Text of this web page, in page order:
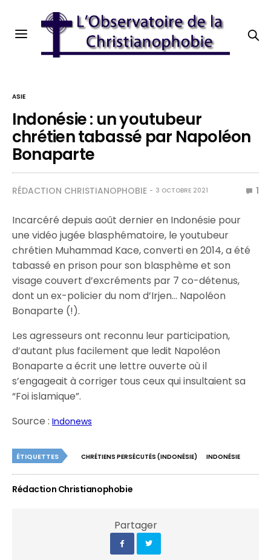
ASIE
Indonésie : un youtubeur
chrétien tabassé par Napoléon
Bonaparte
RÉDACTION CHRISTIANOPHOBIE 3 OCTOBRE 2021 1
Incarcéré depuis août dernier en Indonésie pour
une vidéo jugée blasphématoire, le youtubeur
chrétien Muhammad Kace, converti en 2014, a été
tabassé en prison pour son blasphème et son
visage couvert d’excréments par 7 co-détenus,
dont un ex-policier du nom d’Irjen… Napoléon
Bonaparte (!).
Les agresseurs ont reconnu leur participation,
d’autant plus facilement que ledit Napoléon
Bonaparte a écrit une lettre ouverte où il
s’engageait à corriger tous ceux qui insultaient sa
“Foi islamique”.
Source :Indonews
ÉTIQUETTES CHRÉTIENS PERSÉCUTÉS (INDONÉSIE) INDONÉSIE
Rédaction Christianophobie
Partager